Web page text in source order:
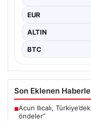
yeni haftanın…
EUR
ALTIN
BTC
Son Eklenen
■Acun Ilıcalı,
öndeler”